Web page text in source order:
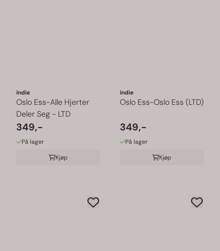
indie
Oslo Ess-Alle Hjerter
Deler Seg - LTD
349,-
På lager
Kjøp
indie
Oslo Ess-Oslo Ess (LTD)
349,-
På lager
Kjøp